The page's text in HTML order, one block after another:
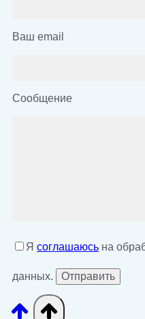
Ваш email
Сообщение
Я соглашаюсь на
данных.